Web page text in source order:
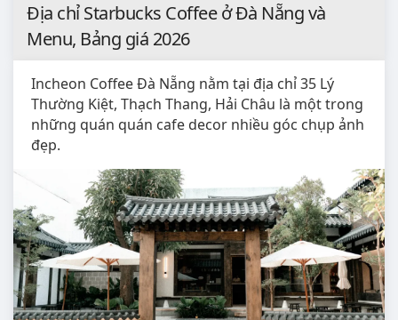
Địa chỉ Starbucks Coffee ở Đà Nẵng và
Menu, Bảng giá 2026
Incheon Coffee Đà Nẵng nằm tại địa chỉ 35 Lý
Thường Kiệt, Thạch Thang, Hải Châu là một trong
những quán quán cafe decor nhiều góc chụp ảnh
đẹp.